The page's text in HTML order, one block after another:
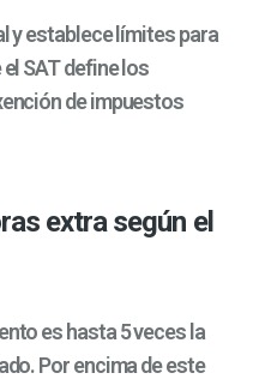
y establece límites para
SAT define los
de impuestos
extra según el
es hasta 5 veces la
Por encima de este